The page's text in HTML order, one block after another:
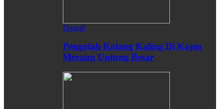
Daerah
Pengolah Kolang Kaling Di Kajen
Meraup Untung Besar